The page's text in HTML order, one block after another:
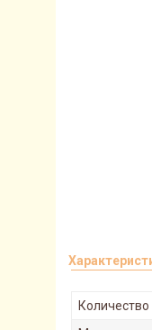
Количество